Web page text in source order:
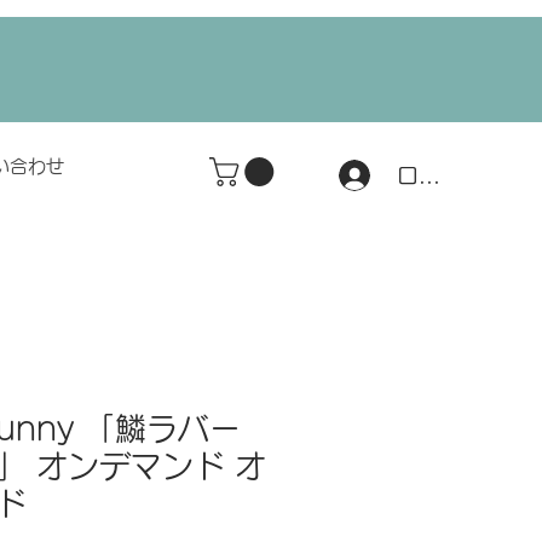
合わせ ログイン
「鱗ラバー
オンデマンド オ